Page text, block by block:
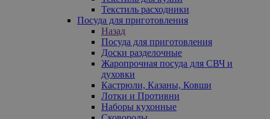
Текстиль расходники
Посуда для приготовления
Назад
Посуда для приготовления
Доски разделочные
Жаропрочная посуда для СВЧ и
духовки
Кастрюли, Казаны, Ковши
Лотки и Противни
Наборы кухонные